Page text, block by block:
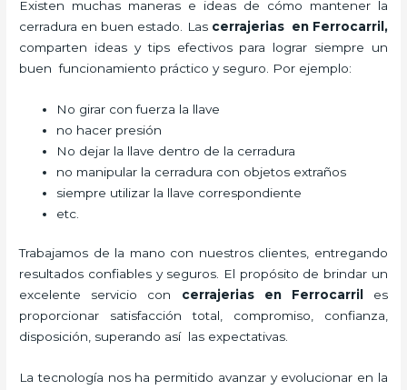
Existen muchas maneras e ideas de cómo mantener la
cerradura en buen estado. Las cerrajerias en Ferrocarril ,
comparten ideas y tips efectivos para lograr siempre un
buen funcionamiento práctico y seguro. Por ejemplo:
No girar con fuerza la llave
no hacer presión
No dejar la llave dentro de la cerradura
no manipular la cerradura con objetos extraños
siempre utilizar la llave correspondiente
etc.
Trabajamos de la mano con nuestros clientes, entregando
resultados confiables y seguros. El propósito de brindar un
excelente servicio con cerrajerias en Ferrocarril
es
proporcionar satisfacción total, compromiso, confianza,
disposición, superando así las expectativas.
La tecnología nos ha permitido avanzar y evolucionar en la